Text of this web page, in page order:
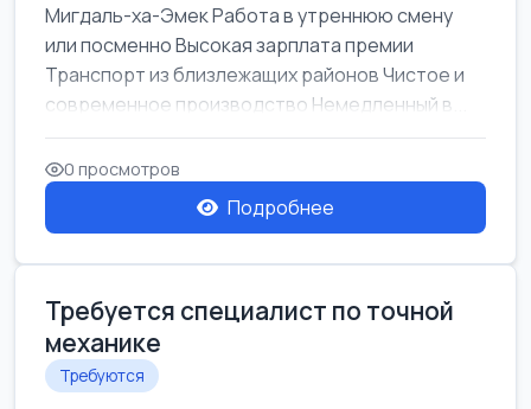
Мигдаль-ха-Эмек Работа в утреннюю смену
или посменно Высокая зарплата премии
Транспорт из близлежащих районов Чистое и
современное производство Немедленный в...
0 просмотров
Подробнее
Требуется специалист по точной
механике
Требуются